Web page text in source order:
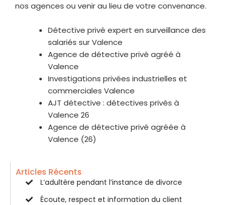
nos agences ou venir au lieu de votre convenance.
Détective privé expert en surveillance des
salariés sur Valence
Agence de détective privé agréé à
Valence
Investigations privées industrielles et
commerciales Valence
AJT détective : détectives privés à
Valence 26
Agence de détective privé agréée à
Valence (26)
Articles Récents
L’adultère pendant l’instance de divorce
Écoute, respect et information du client